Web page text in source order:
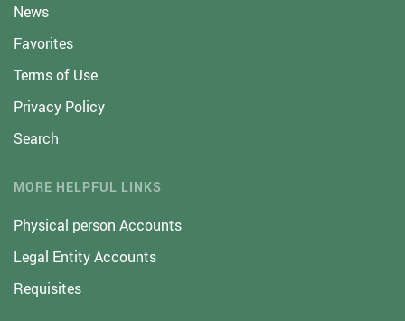
News
Favorites
Terms of Use
Privacy Policy
Search
MORE HELPFUL LINKS
Physical person Accounts
Legal Entity Accounts
Requisites